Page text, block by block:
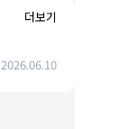
더보기
2026.06.10